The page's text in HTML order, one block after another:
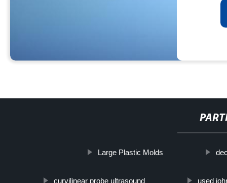
Large Plastic Molds
curvilinear probe ultrasound used